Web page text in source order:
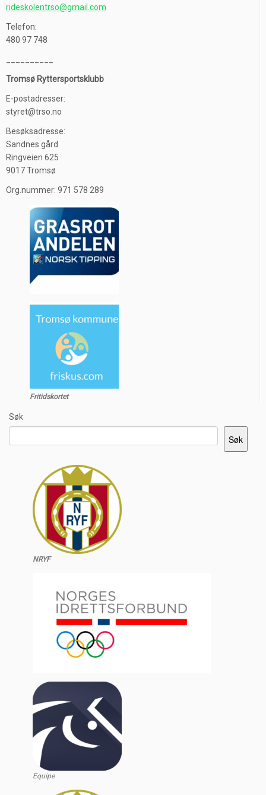
rideskolentrso@gmail.com
Telefon:
480 97 748
Tromsø Ryttersportsklubb
E-postadresser:
styret@trso.no
Besøksadresse:
Sandnes gård
Ringveien 625
9017 Tromsø
Org.nummer: 971 578 289
Fritidskortet
Søk
Søk
NRYF
Equipe